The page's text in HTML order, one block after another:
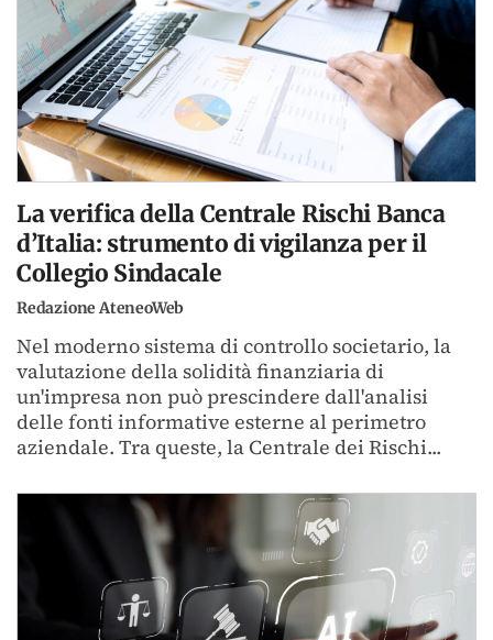
La verifica della Centrale Rischi Banca
d’Italia: strumento di vigilanza per il
Collegio Sindacale
Redazione AteneoWeb
Nel moderno sistema di controllo societario, la
valutazione della solidità finanziaria di
un'impresa non può prescindere dall'analisi
delle fonti informative esterne al perimetro
aziendale. Tra queste, la Centrale dei Rischi...